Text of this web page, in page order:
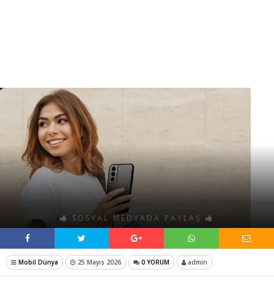
SOSYAL MEDYADA PAYLAŞ
Mobil Dünya 25 Mayıs 2026 0 YORUM admin